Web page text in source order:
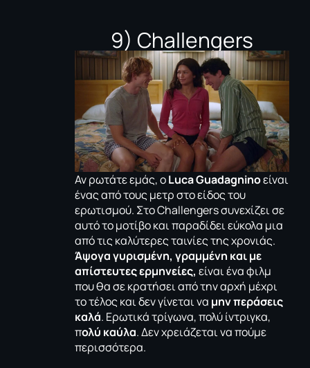
9) Challengers
Αν ρωτάτε εμάς, οLuca Guadagninoείναι
ένας από τους μετρ στο είδος του
ερωτισμού. Στο Challengers συνεχίζει σε
αυτό το μοτίβο και παραδίδει εύκολα μια
από τις καλύτερες ταινίες της χρονιάς.
Άψογα γυρισμένη, γραμμένη και με
απίστευτες ερμηνείες, είναι ένα φιλμ
που θα σε κρατήσει από την αρχή μέχρι
το τέλος και δεν γίνεται να μην περάσεις
καλά. Ερωτικά τρίγωνα, πολύ ίντριγκα,
πολύ καύλα. Δεν χρειάζεται να πούμε
περισσότερα.